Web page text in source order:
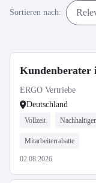
Sortieren nach:
Kundenberater
ERGO Vertriebe
Deutschland
Vollzeit
Mitarbeiterrabatte
02.08.2026